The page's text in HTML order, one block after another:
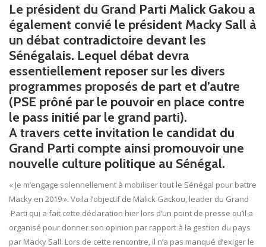
Le président du Grand Parti Malick Gakou a
également convié le président Macky Sall à
un débat contradictoire devant les
Sénégalais. Lequel débat devra
essentiellement reposer sur les divers
programmes proposés de part et d’autre
(PSE prôné par le pouvoir en place contre
le pass initié par le grand parti).
A travers cette invitation le candidat du
Grand Parti compte ainsi promouvoir une
nouvelle culture politique au Sénégal.
« Je m’engage solennellement à mobiliser tout le Sénégal pour battre
Macky en 2019 ». Voila l’objectif de Malick Gackou, leader du Grand
Parti qui a fait cette déclaration hier lors d’un point de presse qu’il a
organisé pour donner son opinion par rapport à la gestion du pays
par Macky Sall. Lors de cette rencontre, il n’a pas manqué d’exiger le